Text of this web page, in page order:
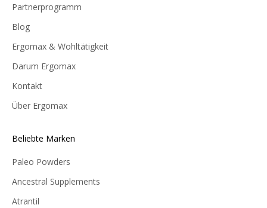
Partnerprogramm
Blog
Ergomax & Wohltätigkeit
Darum Ergomax
Kontakt
Über Ergomax
Beliebte Marken
Paleo Powders
Ancestral Supplements
Atrantil